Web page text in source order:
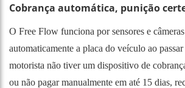
Cobrança automática, punição
O Free Flow funciona por sensores e
automaticamente a placa do veículo ao
motorista não tiver um dispositivo de
ou não pagar manualmente em até 15 dias,